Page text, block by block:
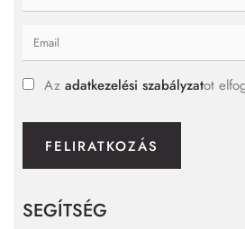
SEGÍTSÉG
Az adatkezelési szabályzatot
FELIRATKOZÁS